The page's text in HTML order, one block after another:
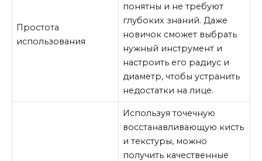
Простота
использования
понятны и не требуют
глубоких знаний. Даже
новичок сможет выбрать
нужный инструмент и
настроить его радиус и
диаметр, чтобы устранить
недостатки на лице.
Используя точечную
восстанавливающую кисть
и текстуры, можно
получить качественные